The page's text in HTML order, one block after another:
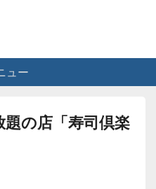
ュー
の店「寿司倶楽